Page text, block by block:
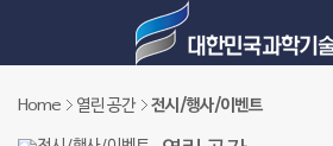
Home 열린 공간 전시/행사/이벤트